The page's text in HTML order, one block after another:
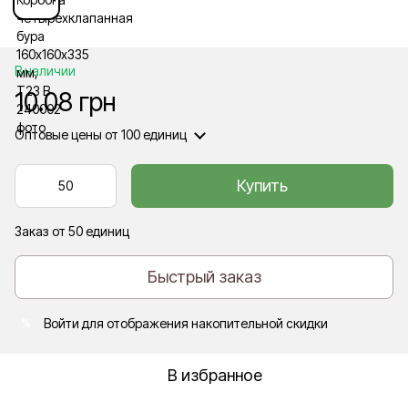
В наличии
10.08 грн
Оптовые цены от 100 единиц
Купить
Заказ от 50 единиц
Быстрый заказ
Войти для отображения накопительной скидки
В избранное